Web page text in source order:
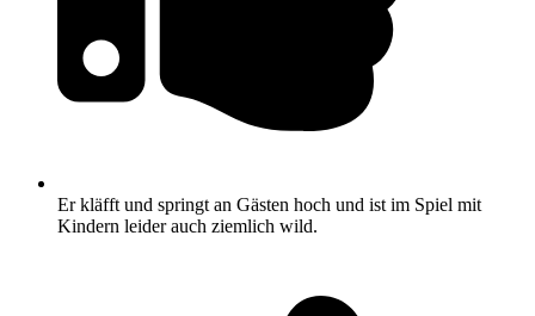
Er kläfft und springt an Gästen hoch und ist im Spiel mit
Kindern leider auch ziemlich wild.